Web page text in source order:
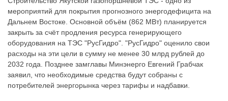
мероприятий для покрытия прогнозного энергодефицита на
Дальнем Востоке. Основной объём (862 МВт) планируется
закрыть за счёт продления ресурса генерирующего
оборудования на ТЭС "РусГидро". "РусГидро" оценило свои
расходы на эти цели в сумму не менее 30 млрд рублей до
2032 года. Позднее замглавы Минэнерго Евгений Грабчак
заявил, что необходимые средства будут собраны с
потребителей энергорынка через тарифы и надбавки.